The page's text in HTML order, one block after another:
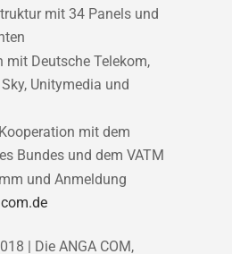
mit 34 Panels und
mit Deutsche Telekom,
Unitymedia und
mit dem
Bundes und dem VATM
und Anmeldung
| Die ANGA COM,